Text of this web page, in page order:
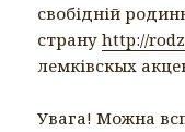
свобідній
странуhttp://
лемківскых
Увага! Можна